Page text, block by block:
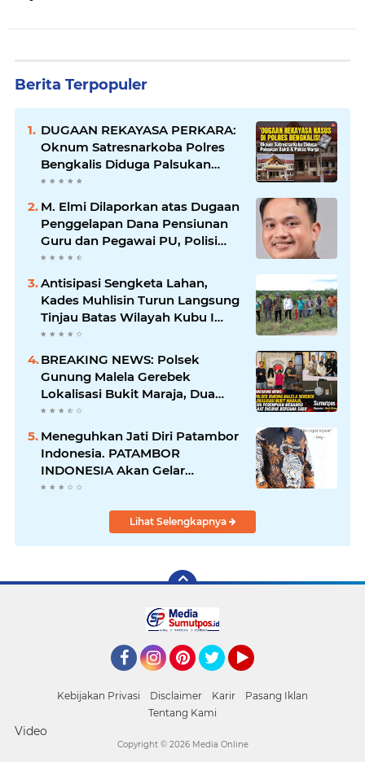
Berita Terpopuler
DUGAAN REKAYASA PERKARA:
Oknum Satresnarkoba Polres
Bengkalis Diduga Palsukan
Barang Bukti Hingga Paksa
Warga Hadir di TKP
M. Elmi Dilaporkan atas Dugaan
Penggelapan Dana Pensiunan
Guru dan Pegawai PU, Polisi
Pastikan Proses Hukum
Berjalan
Antisipasi Sengketa Lahan,
Kades Muhlisin Turun Langsung
Tinjau Batas Wilayah Kubu I
yang Diduga Diserobot PT Jatim
BREAKING NEWS: Polsek
Gunung Malela Gerebek
Lokalisasi Bukit Maraja, Dua
Perempuan Menangis Saat
Diciduk Bersama Sabu
Meneguhkan Jati Diri Patambor
Indonesia. PATAMBOR
INDONESIA Akan Gelar
RAKERNAS II Di Jakarta.
Lihat Selengkapnya
Kebijakan Privasi Disclaimer Karir
Pasang Iklan
Tentang Kami
Video
Copyright © 2026 Media Online